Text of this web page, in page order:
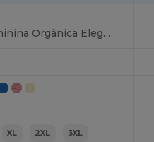
Camiseta Feminina Orgânica Elegante Sol's
XL 2XL 3XL